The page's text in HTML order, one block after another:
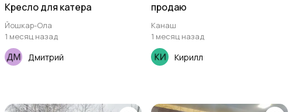
Кресло для катера
Йошкар-Ола
1 месяц назад
Дмитрий
продаю
Канаш
1 месяц назад
Кирилл